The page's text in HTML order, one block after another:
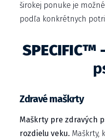
širokej ponuke je
podľa konkrétnych
SPECIFIC™
Zdravé maškrty
Maškrty pre zdravých
rozdielu veku. Maškrty,